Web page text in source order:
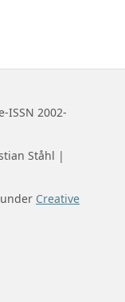
ISSN 2002-
Ståhl |
under Creative